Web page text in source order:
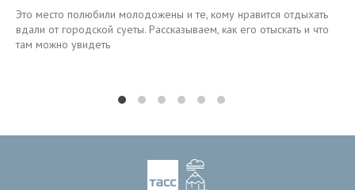
Это место полюбили молодожены и те, кому нравится отдыхать
вдали от городской суеты. Рассказываем, как его отыскать и что
там можно увидеть